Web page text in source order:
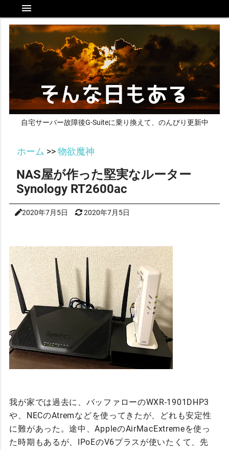
menu
自宅サーバー故障後G-Suiteに乗り換えて、のんびり更新中
ホーム >>物欲魔神
NAS屋が作った堅実なルーター
Synology RT2600ac
2020年7月5日 2020年7月5日
我が家では過去に、バッファローのWXR-1901DHP3
や、NECのAtremなどを使ってきたが、どれも安定性
に難があった。途中、AppleのAirMacExtremeを使っ
た時期もあるが、IPoEのV6プラスが使いたくて、先